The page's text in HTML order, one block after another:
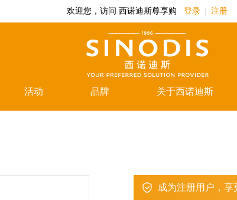
欢迎您，访问 西诺迪斯尊享购 登录 注册
活动 品牌 关于西诺迪斯
成为注册用户，享